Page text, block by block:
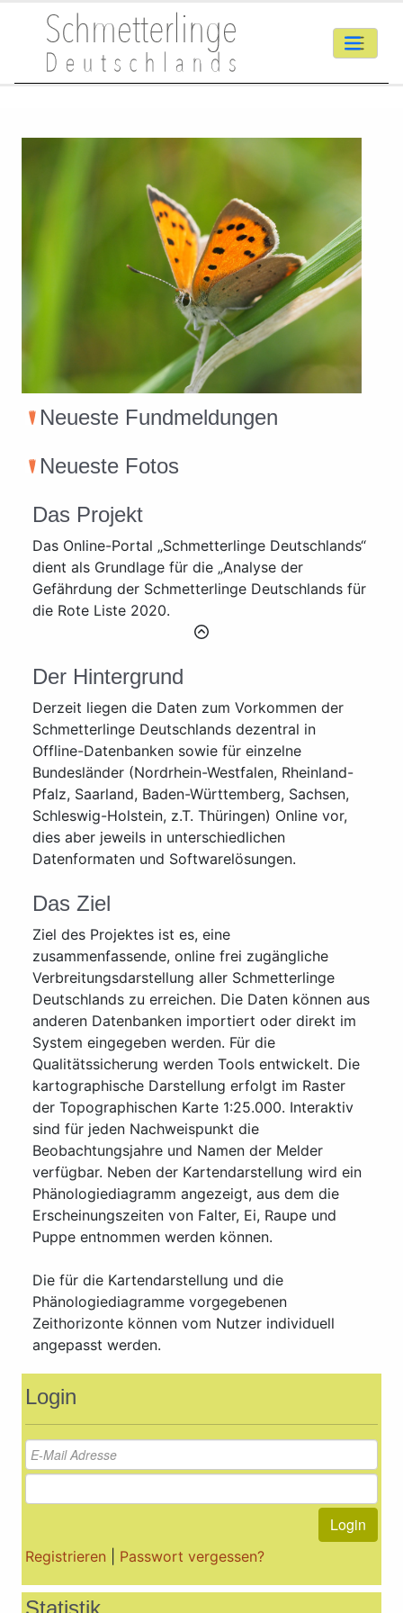
Neueste Fundmeldungen
Neueste Fotos
Das Projekt
Das Online-Portal „Schmetterlinge Deutschlands“
dient als Grundlage für die „Analyse der
Gefährdung der Schmetterlinge Deutschlands für
die Rote Liste 2020.
Der Hintergrund
Derzeit liegen die Daten zum Vorkommen der
Schmetterlinge Deutschlands dezentral in
Offline-Datenbanken sowie für einzelne
Bundesländer (Nordrhein-Westfalen, Rheinland-
Pfalz, Saarland, Baden-Württemberg, Sachsen,
Schleswig-Holstein, z.T. Thüringen) Online vor,
dies aber jeweils in unterschiedlichen
Datenformaten und Softwarelösungen.
Das Ziel
Ziel des Projektes ist es, eine
zusammenfassende, online frei zugängliche
Verbreitungsdarstellung aller Schmetterlinge
Deutschlands zu erreichen. Die Daten können aus
anderen Datenbanken importiert oder direkt im
System eingegeben werden. Für die
Qualitätssicherung werden Tools entwickelt. Die
kartographische Darstellung erfolgt im Raster
der Topographischen Karte 1:25.000. Interaktiv
sind für jeden Nachweispunkt die
Beobachtungsjahre und Namen der Melder
verfügbar. Neben der Kartendarstellung wird ein
Phänologiediagramm angezeigt, aus dem die
Erscheinungszeiten von Falter, Ei, Raupe und
Puppe entnommen werden können.
Die für die Kartendarstellung und die
Phänologiediagramme vorgegebenen
Zeithorizonte können vom Nutzer individuell
angepasst werden.
Login
Login
Registrieren Passwort vergessen?
Statistik